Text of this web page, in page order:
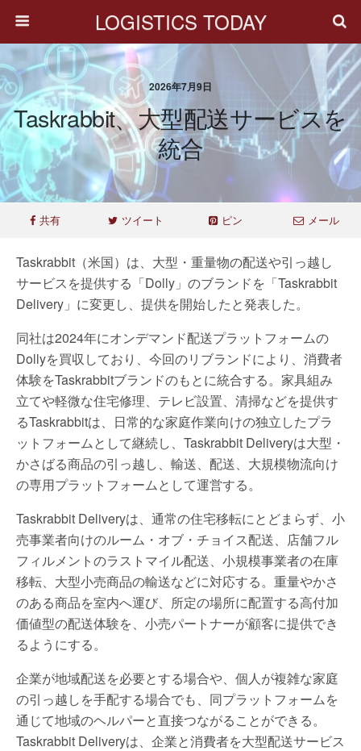
LOGISTICS TODAY
2026年7月9日
Taskrabbit、大型配送サービスを
統合
共有 ツイート ピン メール
Taskrabbit（米国）は、大型・重量物の配送や引っ越し
サービスを提供する「Dolly」のブランドを「Taskrabbit
Delivery」に変更し、提供を開始したと発表した。
同社は2024年にオンデマンド配送プラットフォームの
Dollyを買収しており、今回のリブランドにより、消費者
体験をTaskrabbitブランドのもとに統合する。家具組み
立てや軽微な住宅修理、テレビ設置、清掃などを提供す
るTaskrabbitは、日常的な家庭作業向けの独立したプラ
ットフォームとして継続し、Taskrabbit Deliveryは大型・
かさばる商品の引っ越し、輸送、配送、大規模物流向け
の専用プラットフォームとして運営する。
Taskrabbit Deliveryは、通常の住宅移転にとどまらず、小
売事業者向けのルーム・オブ・チョイス配送、店舗フル
フィルメントのラストマイル配送、小規模事業者の在庫
移転、大型小売商品の輸送などに対応する。重量やかさ
のある商品を室内へ運び、所定の場所に配置する高付加
価値型の配送体験を、小売パートナーが顧客に提供でき
るようにする。
企業が地域配送を必要とする場合や、個人が複雑な家庭
の引っ越しを手配する場合でも、同プラットフォームを
通じて地域のヘルパーと直接つながることができる。
Taskrabbit Deliveryは、企業と消費者を大型配送サービス